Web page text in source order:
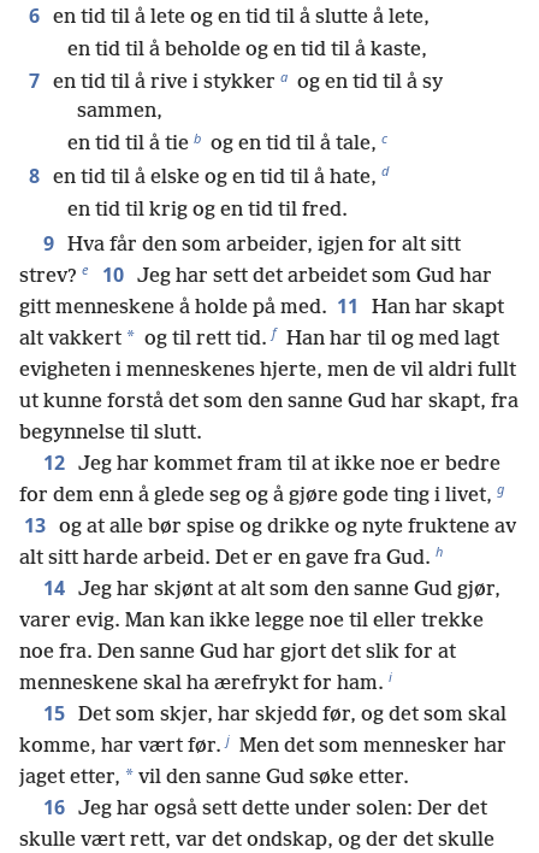
6 en tid til å lete og en tid til å slutte å lete,
en tid til å beholde og en tid til å kaste,
7 en tid til å rive i stykker a og en tid til å sy
sammen,
en tid til å tie b og en tid til å tale, c
8 en tid til å elske og en tid til å hate, d
en tid til krig og en tid til fred.
9 Hva får den som arbeider, igjen for alt sitt
strev? e 10 Jeg har sett det arbeidet som Gud har
gitt menneskene å holde på med. 11
Han har skapt
alt vakkert * og til rett tid. f Han har til og med lagt
evigheten i menneskenes hjerte, men de vil aldri fullt
ut kunne forstå det som den sanne Gud har skapt, fra
begynnelse til slutt.
12 Jeg har kommet fram til at ikke noe er bedre
for dem enn å glede seg og å gjøre gode ting i livet, g
13 og at alle bør spise og drikke og nyte fruktene av
alt sitt harde arbeid. Det er en gave fra Gud. h
14 Jeg har skjønt at alt som den sanne Gud gjør,
varer evig. Man kan ikke legge noe til eller trekke
noe fra. Den sanne Gud har gjort det slik for at
menneskene skal ha ærefrykt for ham. i
15 Det som skjer, har skjedd før, og det som skal
komme, har vært før. j Men det som mennesker har
jaget etter, * vil den sanne Gud søke etter.
16 Jeg har også sett dette under solen: Der det
skulle vært rett, var det ondskap, og der det skulle